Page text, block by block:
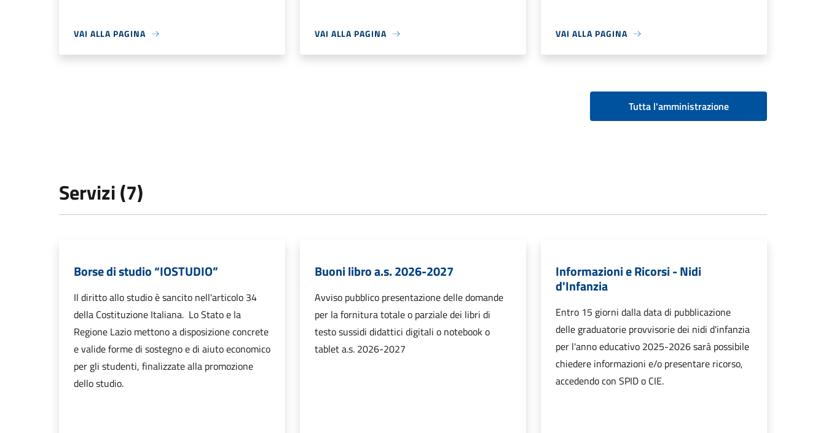
VAI ALLA PAGINA VAI ALLA PAGINA VAI ALLA PAGINA
Tutta l'amministrazione
Servizi (7)
Borse di studio “IOSTUDIO”
Il diritto allo studio è sancito nell'articolo 34
della Costituzione Italiana. Lo Stato e la
Regione Lazio mettono a disposizione concrete
e valide forme di sostegno e di aiuto economico
per gli studenti, finalizzate alla promozione
dello studio.
Buoni libro a.s. 2026-2027
Avviso pubblico presentazione delle domande
per la fornitura totale o parziale dei libri di
testo sussidi didattici digitali o notebook o
tablet a.s. 2026-2027
Informazioni e Ricorsi - Nidi
d'Infanzia
Entro 15 giorni dalla data di pubblicazione
delle graduatorie provvisorie dei nidi d'infanzia
per l'anno educativo 2025-2026 sarà possibile
chiedere informazioni e/o presentare ricorso,
accedendo con SPID o CIE.